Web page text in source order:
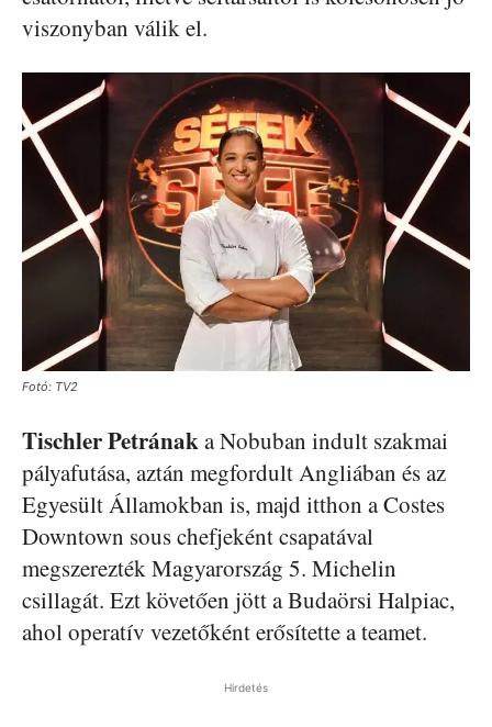
viszonyban válik el.
Fotó: TV2
Tischler Petránaka Nobuban indult szakmai
pályafutása, aztán megfordult Angliában és az
Egyesült Államokban is, majd itthon a Costes
Downtown sous chefjeként csapatával
megszerezték Magyarország 5. Michelin
csillagát. Ezt követően jött a Budaörsi Halpiac,
ahol operatív vezetőként erősítette a teamet.
Hirdetés